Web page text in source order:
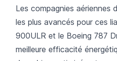
Les compagnies aériennes
les plus avancés pour ces
900ULR et le Boeing 787
meilleure efficacité